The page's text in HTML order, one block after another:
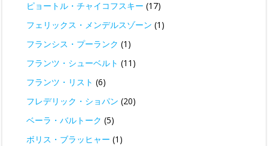
ピョートル・チャイコフスキー (17)
フェリックス・メンデルスゾーン (1)
フランシス・プーランク (1)
フランツ・シューベルト (11)
フランツ・リスト (6)
フレデリック・ショパン (20)
ベーラ・バルトーク (5)
ボリス・ブラッヒャー (1)